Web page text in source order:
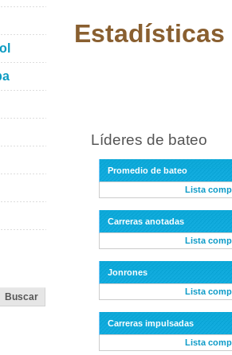
Estadísticas
Líderes de bateo
Promedio de bateo
Lista
Carreras anotadas
Lista
Jonrones
Lista
Carreras impulsadas
Lista